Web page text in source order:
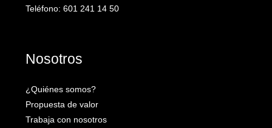
Teléfono: 601 241 14 50
Nosotros
¿Quiénes somos?
Propuesta de valor
Trabaja con nosotros